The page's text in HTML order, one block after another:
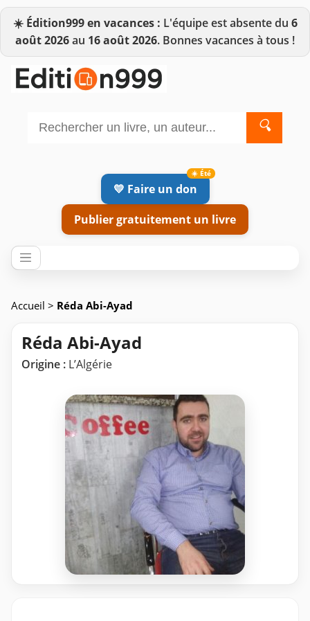
☀️ Édition999 en vacances : L'équipe est absente du 6
août 2026au 16 août 2026. Bonnes vacances à tous !
🔍
💛 Faire un don
Publier gratuitement un livre
Accueil > Réda Abi-Ayad
Réda Abi-Ayad
Origine : L’Algérie